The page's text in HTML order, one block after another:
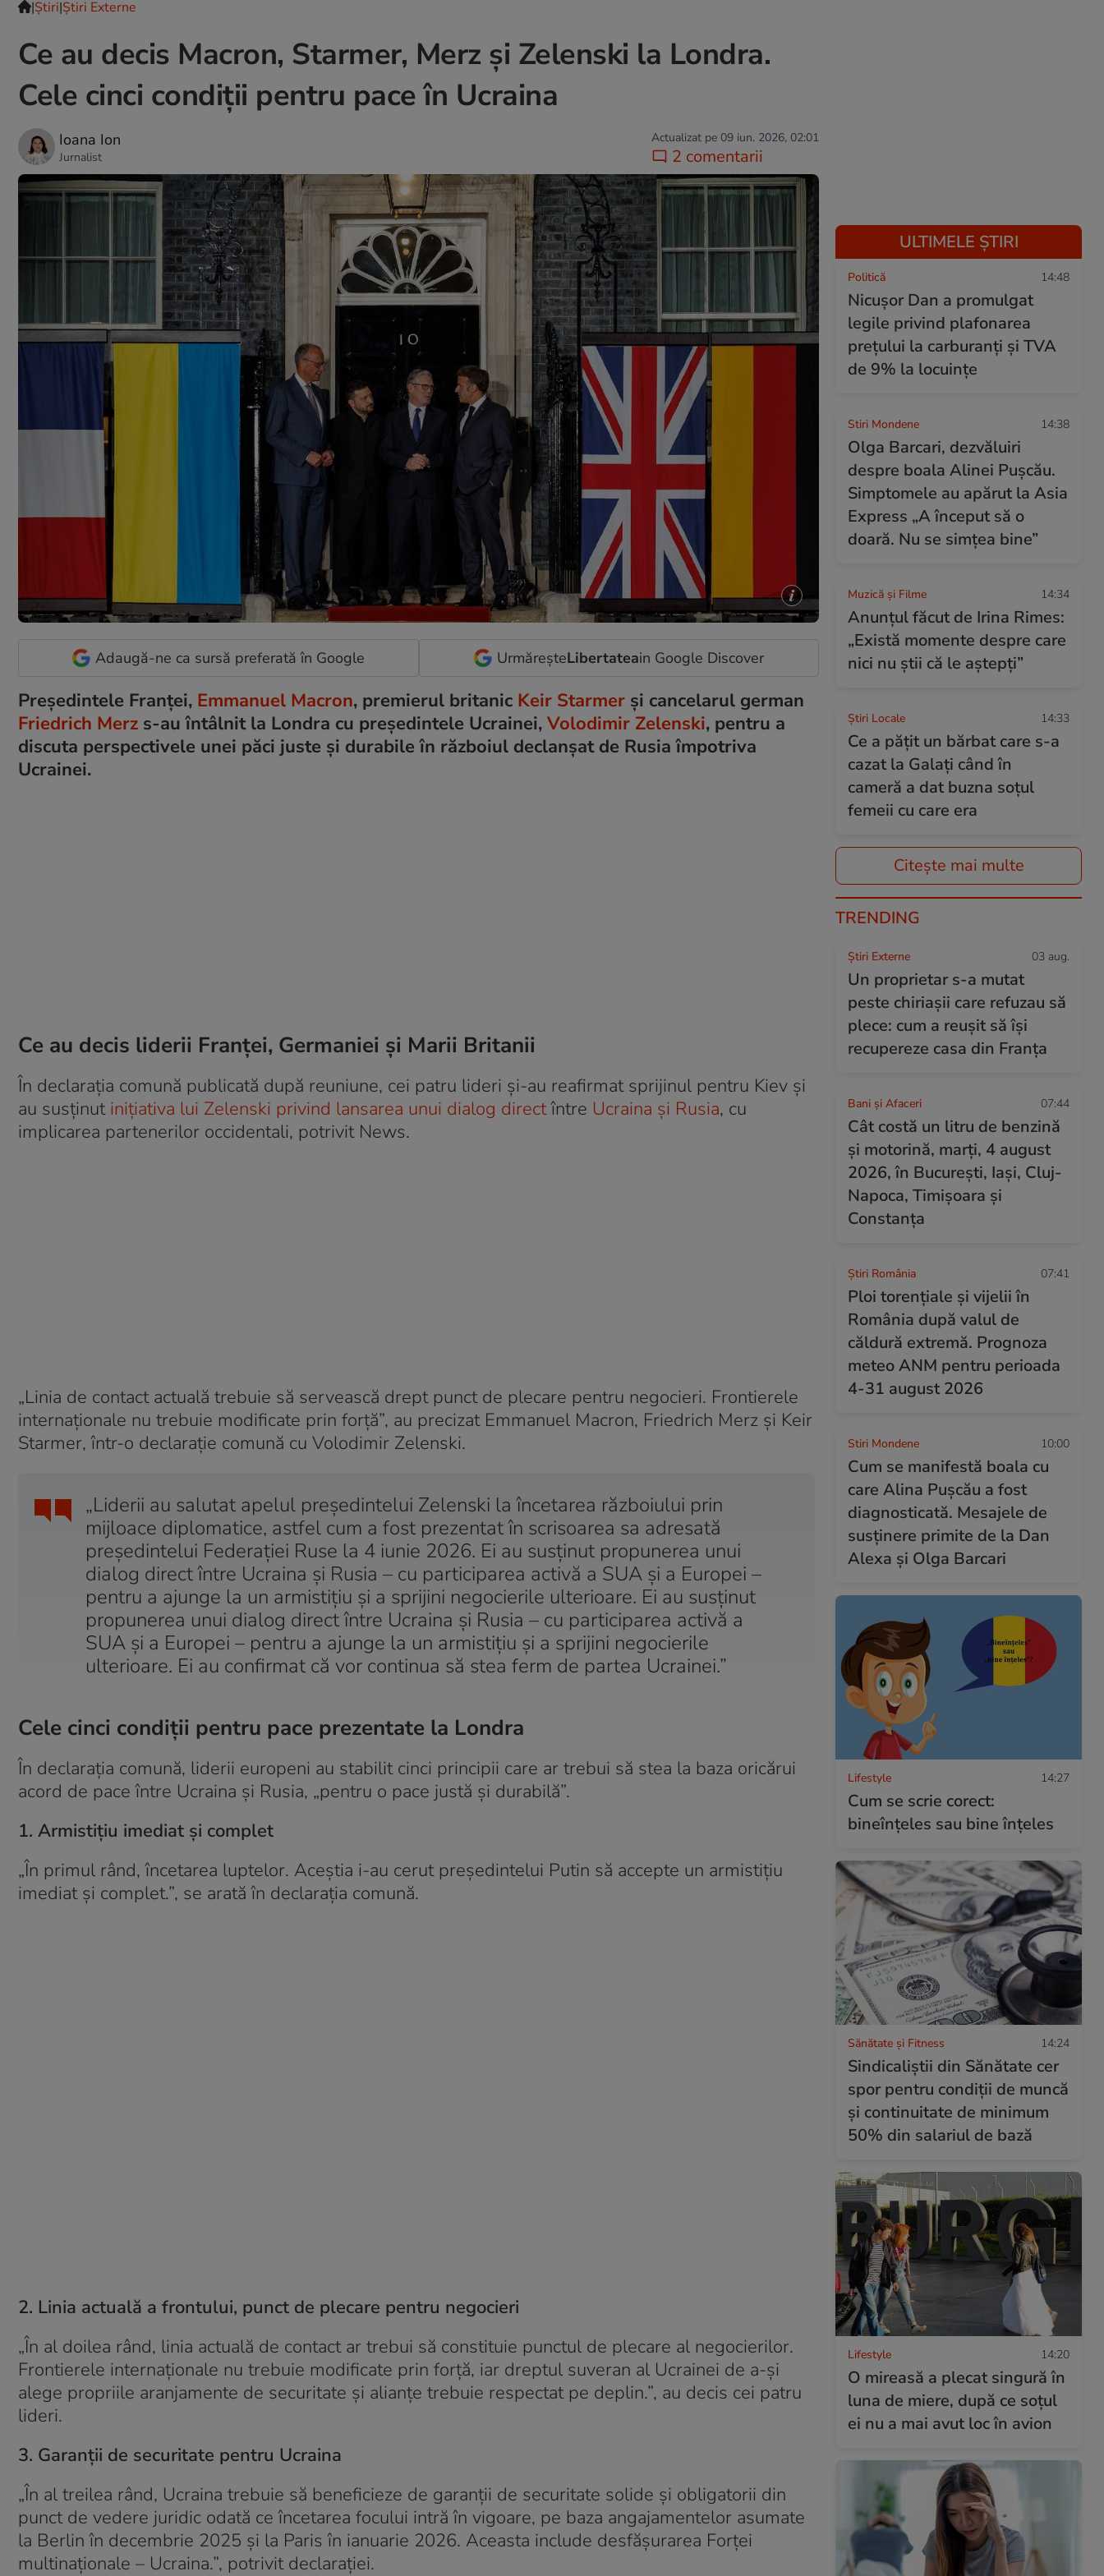
|Ştiri|Știri Externe
Ce au decis Macron, Starmer, Merz și Zelenski la Londra.
Cele cinci condiții pentru pace în Ucraina
Ioana Ion
Jurnalist
Actualizat pe 09 iun. 2026, 02:01
2 comentarii
Adaugă-ne ca sursă preferată în Google UrmăreșteLibertateain Google Discover
Președintele Franței, Emmanuel Macron, premierul britanic Keir Starmer și cancelarul german
Friedrich Merz s-au întâlnit la Londra cu președintele Ucrainei, Volodimir Zelenski, pentru a
discuta perspectivele unei păci juste și durabile în războiul declanșat de Rusia împotriva
Ucrainei.
Ce au decis liderii Franței, Germaniei și Marii Britanii
În declarația comună publicată după reuniune, cei patru lideri și-au reafirmat sprijinul pentru Kiev și
au susținut inițiativa lui Zelenski privind lansarea unui dialog directîntre Ucraina și Rusia, cu
implicarea partenerilor occidentali, potrivit News.
„Linia de contact actuală trebuie să servească drept punct de plecare pentru negocieri. Frontierele
internaţionale nu trebuie modificate prin forţă”, au precizat Emmanuel Macron, Friedrich Merz şi Keir
Starmer, într-o declaraţie comună cu Volodimir Zelenski.
„Liderii au salutat apelul preşedintelui Zelenski la încetarea războiului prin
mijloace diplomatice, astfel cum a fost prezentat în scrisoarea sa adresată
preşedintelui Federaţiei Ruse la 4 iunie 2026. Ei au susţinut propunerea unui
dialog direct între Ucraina şi Rusia – cu participarea activă a SUA şi a Europei –
pentru a ajunge la un armistiţiu şi a sprijini negocierile ulterioare. Ei au susţinut
propunerea unui dialog direct între Ucraina şi Rusia – cu participarea activă a
SUA şi a Europei – pentru a ajunge la un armistiţiu şi a sprijini negocierile
ulterioare. Ei au confirmat că vor continua să stea ferm de partea Ucrainei.”
Cele cinci condiții pentru pace prezentate la Londra
În declarația comună, liderii europeni au stabilit cinci principii care ar trebui să stea la baza oricărui
acord de pace între Ucraina și Rusia, „pentru o pace justă şi durabilă”.
1. Armistițiu imediat și complet
„În primul rând, încetarea luptelor. Aceştia i-au cerut preşedintelui Putin să accepte un armistiţiu
imediat şi complet.”, se arată în declarația comună.
2. Linia actuală a frontului, punct de plecare pentru negocieri
„În al doilea rând, linia actuală de contact ar trebui să constituie punctul de plecare al negocierilor.
Frontierele internaţionale nu trebuie modificate prin forţă, iar dreptul suveran al Ucrainei de a-şi
alege propriile aranjamente de securitate şi alianţe trebuie respectat pe deplin.”, au decis cei patru
lideri.
3. Garanții de securitate pentru Ucraina
„În al treilea rând, Ucraina trebuie să beneficieze de garanţii de securitate solide şi obligatorii din
punct de vedere juridic odată ce încetarea focului intră în vigoare, pe baza angajamentelor asumate
la Berlin în decembrie 2025 şi la Paris în ianuarie 2026. Aceasta include desfăşurarea Forţei
multinaţionale – Ucraina.”, potrivit declarației.
ULTIMELE ȘTIRI
Politică 14:48
Nicușor Dan a promulgat
legile privind plafonarea
prețului la carburanți și TVA
de 9% la locuințe
Stiri Mondene 14:38
Olga Barcari, dezvăluiri
despre boala Alinei Pușcău.
Simptomele au apărut la Asia
Express „A început să o
doară. Nu se simțea bine”
Muzică și Filme 14:34
Anunțul făcut de Irina Rimes:
„Există momente despre care
nici nu știi că le aștepți”
Știri Locale 14:33
Ce a pățit un bărbat care s-a
cazat la Galați când în
cameră a dat buzna soțul
femeii cu care era
Citește mai multe
TRENDING
Știri Externe 03 aug.
Un proprietar s-a mutat
peste chiriașii care refuzau să
plece: cum a reușit să își
recupereze casa din Franța
Bani și Afaceri 07:44
Cât costă un litru de benzină
și motorină, marți, 4 august
2026, în București, Iași, Cluj-
Napoca, Timișoara și
Constanța
Știri România 07:41
Ploi torențiale și vijelii în
România după valul de
căldură extremă. Prognoza
meteo ANM pentru perioada
4-31 august 2026
Stiri Mondene 10:00
Cum se manifestă boala cu
care Alina Pușcău a fost
diagnosticată. Mesajele de
susținere primite de la Dan
Alexa și Olga Barcari
Lifestyle 14:27
Cum se scrie corect:
bineînțeles sau bine înțeles
Sănătate și Fitness 14:24
Sindicaliştii din Sănătate cer
spor pentru condiţii de muncă
şi continuitate de minimum
50% din salariul de bază
Lifestyle 14:20
O mireasă a plecat singură în
luna de miere, după ce soțul
ei nu a mai avut loc în avion